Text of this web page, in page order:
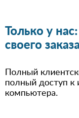
Только у
своего
Полный
полный доступ
компьютера.